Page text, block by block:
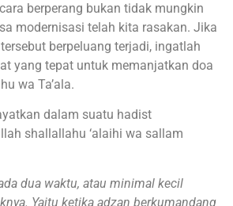
berperang bukan tidak mungkin
modernisasi telah kita rasakan. Jika
berpeluang terjadi, ingatlah
yang tepat untuk memanjatkan doa
wa Ta’ala.
dalam suatu hadist
shallallahu ‘alaihi wa sallam
dua waktu, atau minimal kecil
Yaitu ketika adzan berkumandang